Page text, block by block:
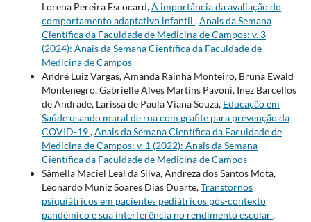
Lorena Pereira Escocard,A importância da avaliação do
comportamento adaptativo infantil ,Anais da Semana
Científica da Faculdade de Medicina de Campos: v. 3
(2024): Anais da Semana Científica da Faculdade de
Medicina de Campos
André Luiz Vargas, Amanda Rainha Monteiro, Bruna Ewald
Montenegro, Gabrielle Alves Martins Pavoni, Inez Barcellos
de Andrade, Larissa de Paula Viana Souza, Educação em
Saúde usando mural de rua com grafite para prevenção da
COVID-19,Anais da Semana Científica da Faculdade de
Medicina de Campos: v. 1 (2022): Anais da Semana
Científica da Faculdade de Medicina de Campos
Sâmella Maciel Leal da Silva, Andreza dos Santos Mota,
Leonardo Muniz Soares Dias Duarte,Transtornos
psiquiátricos em pacientes pediátricos pós-contexto
pandêmico e sua interferência no rendimento escolar,